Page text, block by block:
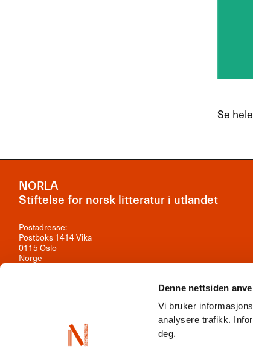
Denne nettsiden
Vi bruker
analysere trafikk.
deg.
Se
NORLA
Stiftelse for norsk litteratur i utlandet
Postadresse:
Postboks 1414 Vika
0115 Oslo
Norge
Org.nr: 981 242 297